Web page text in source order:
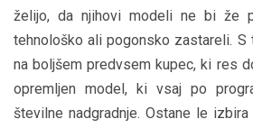
želijo, da njihovi modeli ne bi že
tehnološko ali pogonsko zastareli. S
na boljšem predvsem kupec, ki res
opremljen model, ki vsaj po
številne nadgradnje. Ostane le